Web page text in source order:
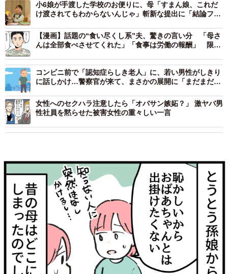
小6娘が手渡した学校のお便りに、母「すまん娘、これだ
け渡されてもわからないんじゃ」斬新な提出に「結論ファ
【漫画】話題の“食い尽くし系”夫、驚きの言い分 「母さ
んは全部食べさせてくれた」「食事は労働の報酬」 限界
コンビニ前で「認知症らしき老人」に、若い男性がしきり
に話しかけ…警察官が来て、まさかの展開に「まだまだ捨
女性へのセクハラ注意したら「オバサン嫉妬？」 激ヤバ男
性社員を黙らせた被害女性の重々しい一言